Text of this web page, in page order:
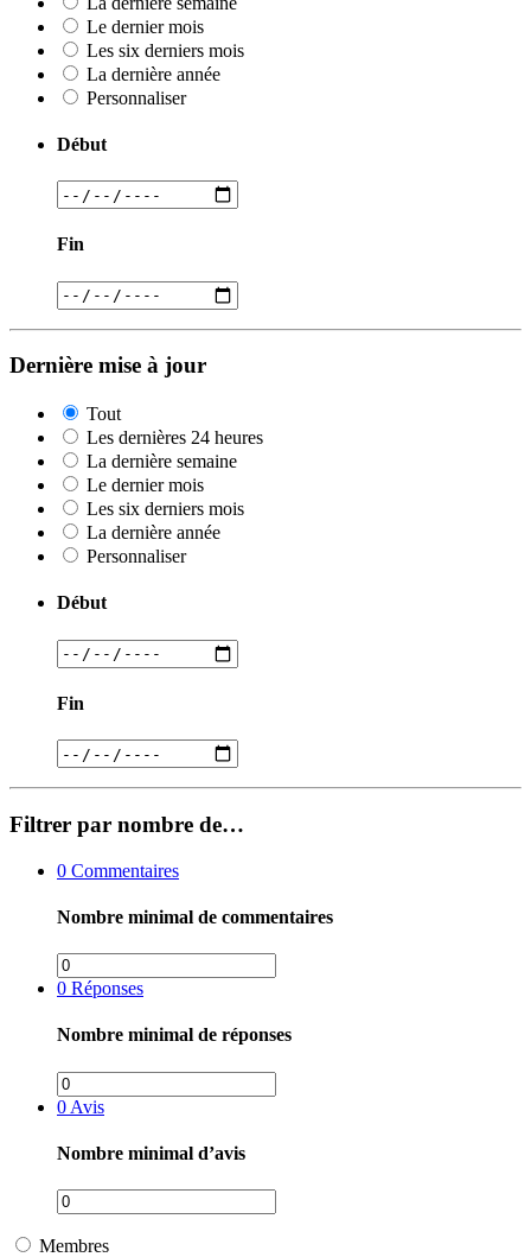
Le dernier mois
Les six derniers mois
La dernière année
Personnaliser
Début
Fin
Dernière mise à jour
Tout
Les dernières 24 heures
La dernière semaine
Le dernier mois
Les six derniers mois
La dernière année
Personnaliser
Début
Fin
Filtrer par nombre de…
0 Commentaires
Nombre minimal de commentaires
0 Réponses
Nombre minimal de réponses
0 Avis
Nombre minimal d’avis
Membres